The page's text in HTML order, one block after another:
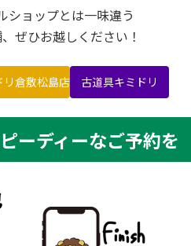
ショップとは一味違う
ぜひお越しください！
リ倉敷松島店 古道具キミドリ
ーディーなご予約を